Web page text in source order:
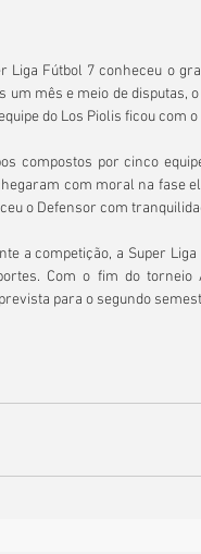
Liga Fútbol 7 conheceu o
mês e meio de disputas,
do Los Piolis ficou com
compostos por cinco
com moral na fase
o Defensor com
a competição, a Super
Com o fim do torneio
para o segundo